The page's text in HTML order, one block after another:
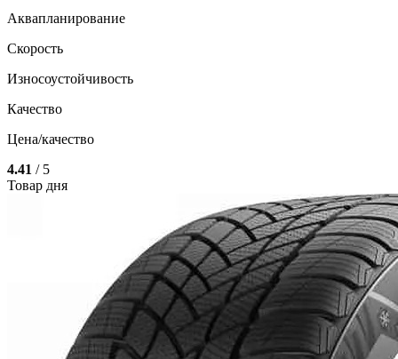
Аквапланирование
Скорость
Износоустойчивость
Качество
Цена/качество
4.41 / 5
Товар дня